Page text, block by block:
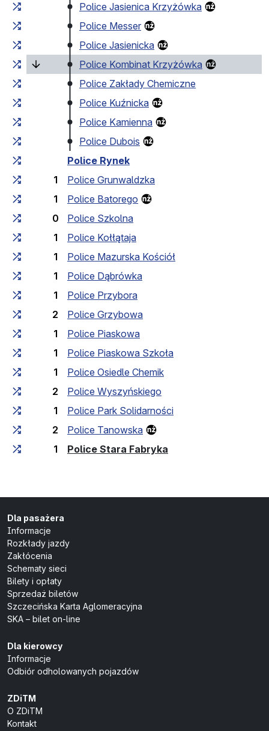
Police Jasienica Krzyżówka
Police Messer
Police Jasienicka
Police Kombinat Krzyżówka
Police Zakłady Chemiczne
Police Kuźnicka
Police Kamienna
Police Dubois
Police Rynek
1
Police Grunwaldzka
1
Police Batorego
0
Police Szkolna
1
Police Kołłątaja
1
Police Mazurska Kościół
1
Police Dąbrówka
1
Police Przybora
2
Police Grzybowa
1
Police Piaskowa
1
Police Piaskowa Szkoła
1
Police Osiedle Chemik
2
Police Wyszyńskiego
1
Police Park Solidarności
2
Police Tanowska
1
Police Stara Fabryka
Dla pasażera
Informacje
Rozkłady jazdy
Zakłócenia
Schematy sieci
Bilety i opłaty
Sprzedaż biletów
Szczecińska Karta Aglomeracyjna
SKA – bilet on-line
Dla kierowcy
Informacje
Odbiór odholowanych pojazdów
ZDiTM
O ZDiTM
Kontakt